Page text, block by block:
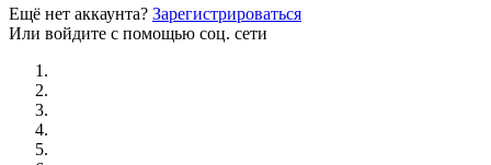
Ещё нет аккаунта? Зарегистрироваться
Или войдите с помощью соц. сети